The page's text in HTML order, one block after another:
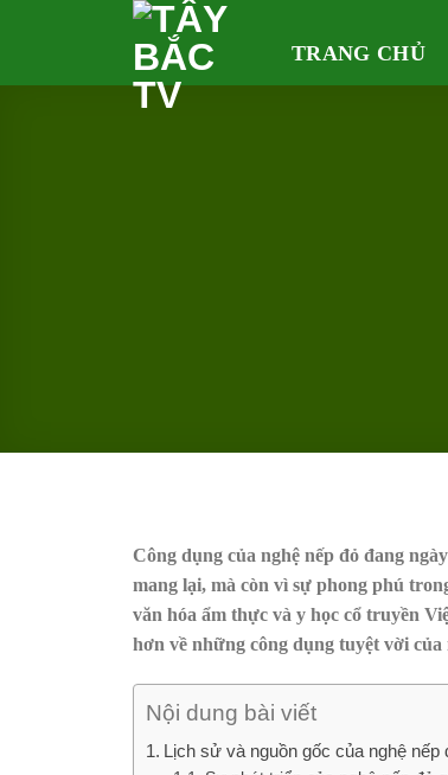
TRANG CHỦ
Công dụng của nghệ nếp đỏ đang
mang lại, mà còn vì sự phong phú
văn hóa ẩm thực và y học cổ truyền
hơn về những công dụng tuyệt vời của
Nội dung bài viết
Lịch sử và nguồn gốc của nghệ nếp